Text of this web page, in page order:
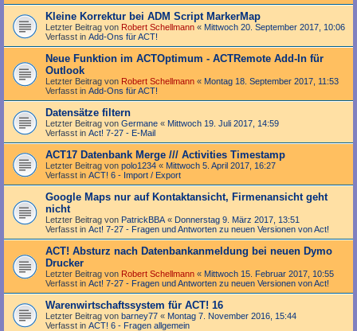
Kleine Korrektur bei ADM Script MarkerMap
Letzter Beitrag von Robert Schellmann « Mittwoch 20. September 2017, 10:06
Verfasst in Add-Ons für ACT!
Neue Funktion im ACTOptimum - ACTRemote Add-In für
Outlook
Letzter Beitrag von Robert Schellmann « Montag 18. September 2017, 11:53
Verfasst in Add-Ons für ACT!
Datensätze filtern
Letzter Beitrag von Germane « Mittwoch 19. Juli 2017, 14:59
Verfasst in Act! 7-27 - E-Mail
ACT17 Datenbank Merge /// Activities Timestamp
Letzter Beitrag von polo1234 « Mittwoch 5. April 2017, 16:27
Verfasst in ACT! 6 - Import / Export
Google Maps nur auf Kontaktansicht, Firmenansicht geht
nicht
Letzter Beitrag von PatrickBBA « Donnerstag 9. März 2017, 13:51
Verfasst in Act! 7-27 - Fragen und Antworten zu neuen Versionen von Act!
ACT! Absturz nach Datenbankanmeldung bei neuen Dymo
Drucker
Letzter Beitrag von Robert Schellmann « Mittwoch 15. Februar 2017, 10:55
Verfasst in Act! 7-27 - Fragen und Antworten zu neuen Versionen von Act!
Warenwirtschaftssystem für ACT! 16
Letzter Beitrag von barney77 « Montag 7. November 2016, 15:44
Verfasst in ACT! 6 - Fragen allgemein